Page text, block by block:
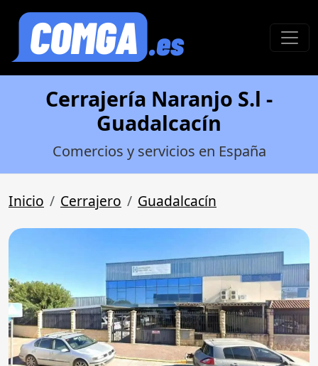
Cerrajería Naranjo S.l -
Guadalcacín
Comercios y servicios en España
Inicio Cerrajero Guadalcacín